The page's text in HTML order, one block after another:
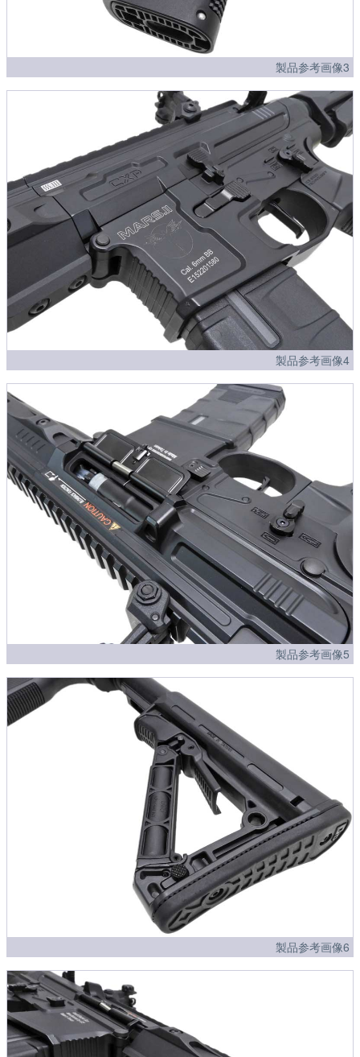
製品参考画像3
製品参考画像4
製品参考画像5
製品参考画像6